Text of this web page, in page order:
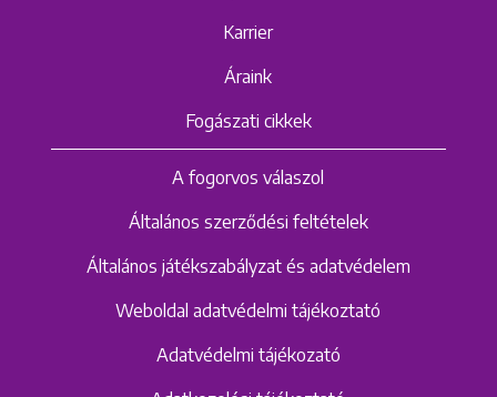
Karrier
Áraink
Fogászati cikkek
A fogorvos válaszol
Általános szerződési feltételek
Általános játékszabályzat és adatvédelem
Weboldal adatvédelmi tájékoztató
Adatvédelmi tájékozató